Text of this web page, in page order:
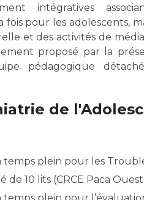
intégratives
pour les adolescents,
et des activités de
proposé par la
pédagogique
de
temps plein pour les
de 10 lits (CRCE Paca